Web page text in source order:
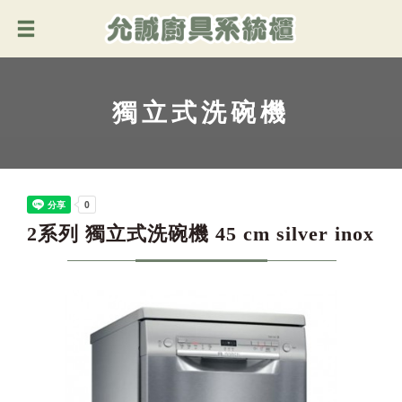
獨立式洗碗機
2系列 獨立式洗碗機 45 cm silver inox